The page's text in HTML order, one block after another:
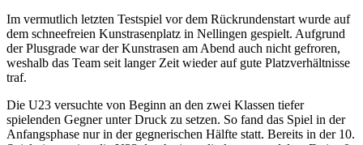
Im vermutlich letzten Testspiel vor dem Rückrundenstart wurde auf
dem schneefreien Kunstrasenplatz in Nellingen gespielt. Aufgrund
der Plusgrade war der Kunstrasen am Abend auch nicht gefroren,
weshalb das Team seit langer Zeit wieder auf gute Platzverhältnisse
traf.
Die U23 versuchte von Beginn an den zwei Klassen tiefer
spielenden Gegner unter Druck zu setzen. So fand das Spiel in der
Anfangsphase nur in der gegnerischen Hälfte statt. Bereits in der 10.